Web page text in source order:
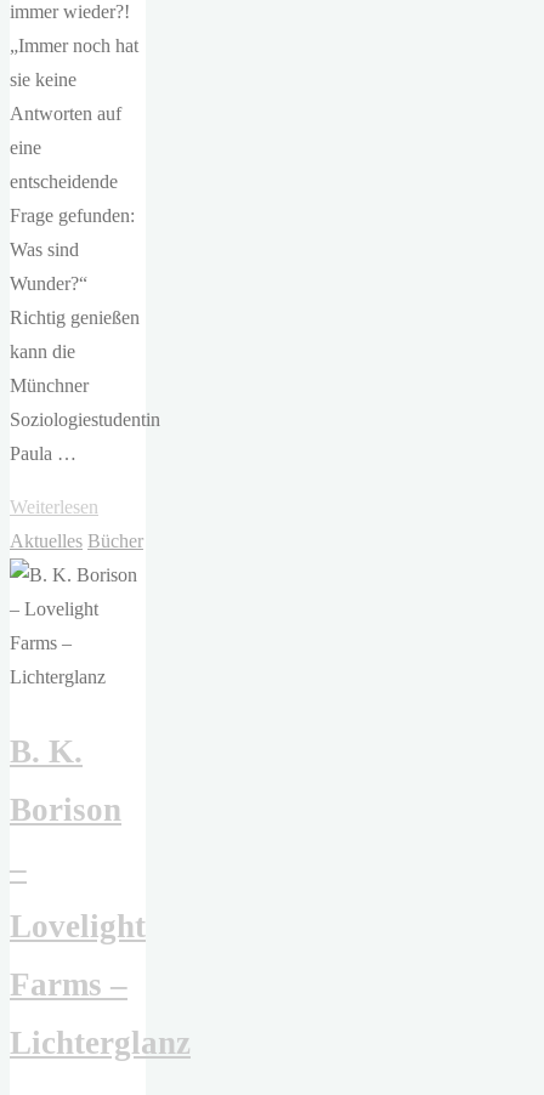
immer wieder?!
„Immer noch hat
sie keine
Antworten auf
eine
entscheidende
Frage gefunden:
Was sind
Wunder?“
Richtig genießen
kann die
Münchner
Soziologiestudentin
Paula …
Weiterlesen
Wiebusch/Hans
Rath
–
Wundersammler "
Aktuelles Bücher
B. K.
Borison
–
Lovelight
Farms –
Lichterglanz